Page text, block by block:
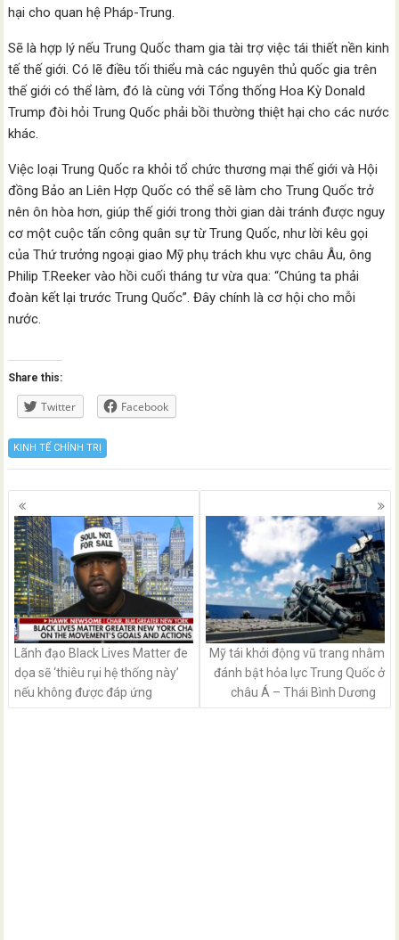
hại cho quan hệ Pháp-Trung.
Sẽ là hợp lý nếu Trung Quốc tham gia tài trợ việc tái thiết nền kinh
tế thế giới. Có lẽ điều tối thiểu mà các nguyên thủ quốc gia trên
thế giới có thể làm, đó là cùng với Tổng thống Hoa Kỳ Donald
Trump đòi hỏi Trung Quốc phải bồi thường thiệt hại cho các nước
khác.
Việc loại Trung Quốc ra khỏi tổ chức thương mại thế giới và Hội
đồng Bảo an Liên Hợp Quốc có thể sẽ làm cho Trung Quốc trở
nên ôn hòa hơn, giúp thế giới trong thời gian dài tránh được nguy
cơ một cuộc tấn công quân sự từ Trung Quốc, như lời kêu gọi
của Thứ trưởng ngoại giao Mỹ phụ trách khu vực châu Âu, ông
Philip T.Reeker vào hồi cuối tháng tư vừa qua: “Chúng ta phải
đoàn kết lại trước Trung Quốc”. Đây chính là cơ hội cho mỗi
nước.
Share this:
Twitter Facebook
KINH TẾ CHÍNH TRỊ
Posts
navigation
Lãnh đạo Black Lives Matter đe
dọa sẽ ‘thiêu rụi hệ thống này’
nếu không được đáp ứng
Mỹ tái khởi động vũ trang nhằm
đánh bật hỏa lực Trung Quốc ở
châu Á – Thái Bình Dương